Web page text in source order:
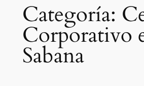
Categoría:
Corporativo
Sabana